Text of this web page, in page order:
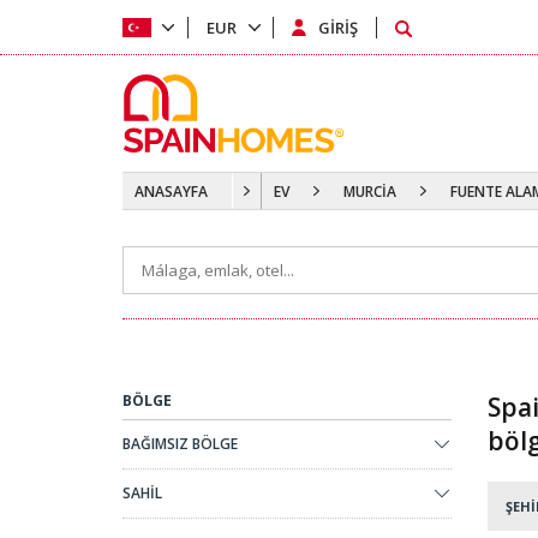
ANASAYFA EV MURCİA FUENTE
BÖLGE
BAĞIMSIZ BÖLGE
SAHİL
EUR GİRİŞ